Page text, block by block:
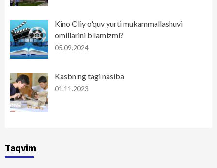
Kino Oliy o'quv yurti mukammallashuvi
omillarini bilamizmi?
05.09.2024
Kasbning tagi nasiba
01.11.2023
Taqvim